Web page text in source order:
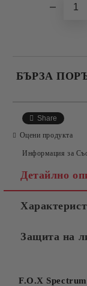
БЪРЗА
Съгласен
Ние ще се
Share
Оцени продукта
Информация за
Детайлно
Защита на
F.O.X